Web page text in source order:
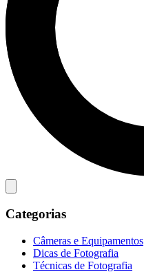
Categorias
Câmeras e Equipamentos
Dicas de Fotografia
Técnicas de Fotografia